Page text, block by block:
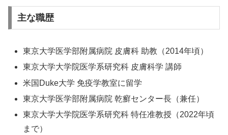
主な職歴
東京大学医学部附属病院 皮膚科 助教（2014年頃）
東京大学大学院医学系研究科 皮膚科学 講師
米国Duke大学 免疫学教室に留学
東京大学医学部附属病院 乾癬センター長（兼任）
東京大学大学院医学系研究科 特任准教授（2022年頃
まで）